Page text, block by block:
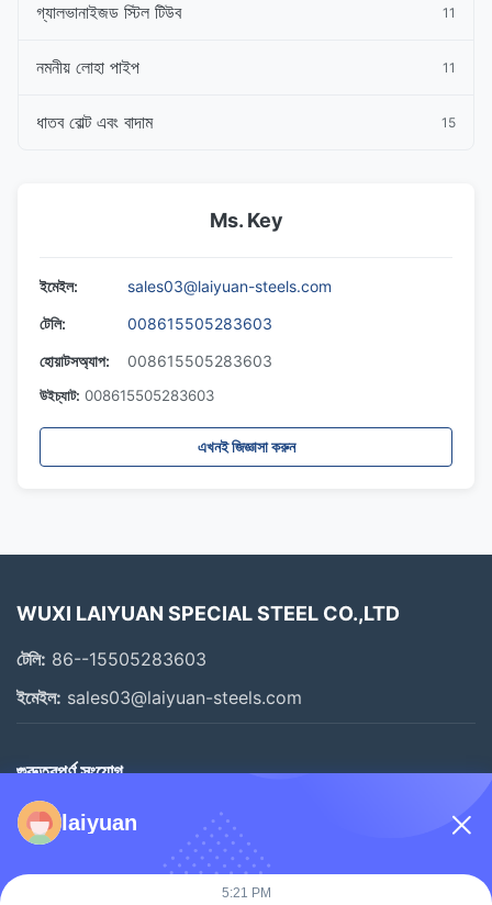
গ্যালভানাইজড স্টিল টিউব 11
নমনীয় লোহা পাইপ 11
ধাতব বোল্ট এবং বাদাম 15
Ms. Key
ইমেইল:
sales03@laiyuan-steels.com
টেলি:
008615505283603
হোয়াটসঅ্যাপ:
008615505283603
উইচ্যাট: 008615505283603
এখনই জিজ্ঞাসা করুন
WUXI LAIYUAN SPECIAL STEEL CO.,LTD
টেলি: 86--15505283603
ইমেইল: sales03@laiyuan-steels.com
গুরুত্বপূর্ণ সংযোগ
বাড়ি
laiyuan
5:21 PM